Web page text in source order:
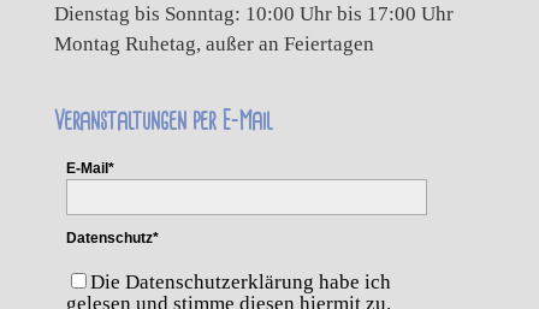
Dienstag bis Sonntag: 10:00 Uhr bis 17:00 Uhr
Montag Ruhetag, außer an Feiertagen
Veranstaltungen per E-Mail
E-Mail*
Datenschutz*
Die Datenschutzerklärung habe ich
gelesen und stimme diesen hiermit zu.